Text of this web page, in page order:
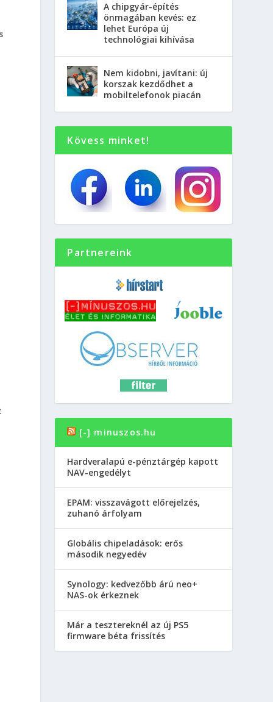
A chipgyár-építés
önmagában kevés: ez
lehet Európa új
technológiai kihívása
Nem kidobni, javítani: új
korszak kezdődhet a
mobiltelefonok piacán
Kövess minket!
Partnereink
[-] minuszos.hu
Hardveralapú e-pénztárgép kapott
NAV-engedélyt
EPAM: visszavágott előrejelzés,
zuhanó árfolyam
Globális chipeladások: erős
második negyedév
Synology: kedvezőbb árú neo+
NAS-ok érkeznek
Már a tesztereknél az új PS5
firmware béta frissítés